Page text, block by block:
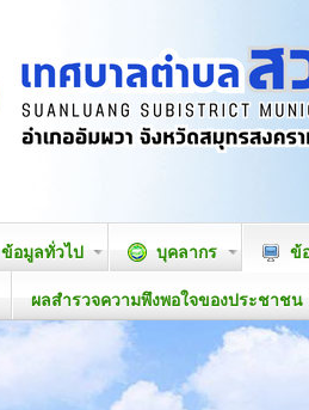
ข้อมูลทั่วไป บุคลากร ข้
ผลสำรวจความพึงพอใจของประชาชน